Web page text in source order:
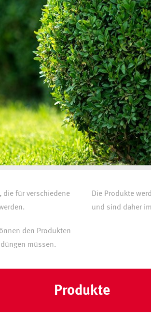
die für verschiedene
den Produkten
müssen.
Die Produkte
und sind daher
Produkte